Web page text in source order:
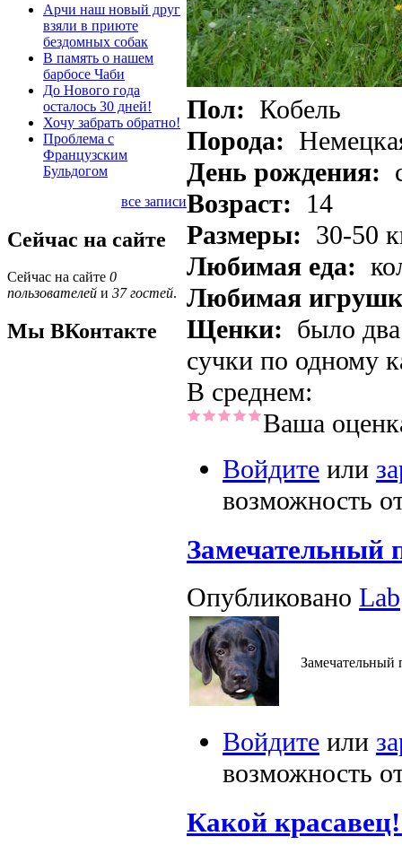
Арчи наш новый друг
взяли в приюте
бездомных собак
В память о нашем
барбосе Чаби
До Нового года
осталось 30 дней!
Хочу забрать обратно!
Проблема с
Французским
Бульдогом
все записи
Сейчас на сайте
Сейчас на сайте 0
пользователей и 37 гостей.
Мы ВКонтакте
Пол: Кобель
Порода:
День рождения:
Возраст: 14
Размеры: 30-50
Любимая еда:
Любимая
Щенки: было
сучки по одному
В среднем:
Ваша
Войдите или
возможность
Замечательный
Опубликовано Lab
Замечательный
Войдите или
возможность
Какой